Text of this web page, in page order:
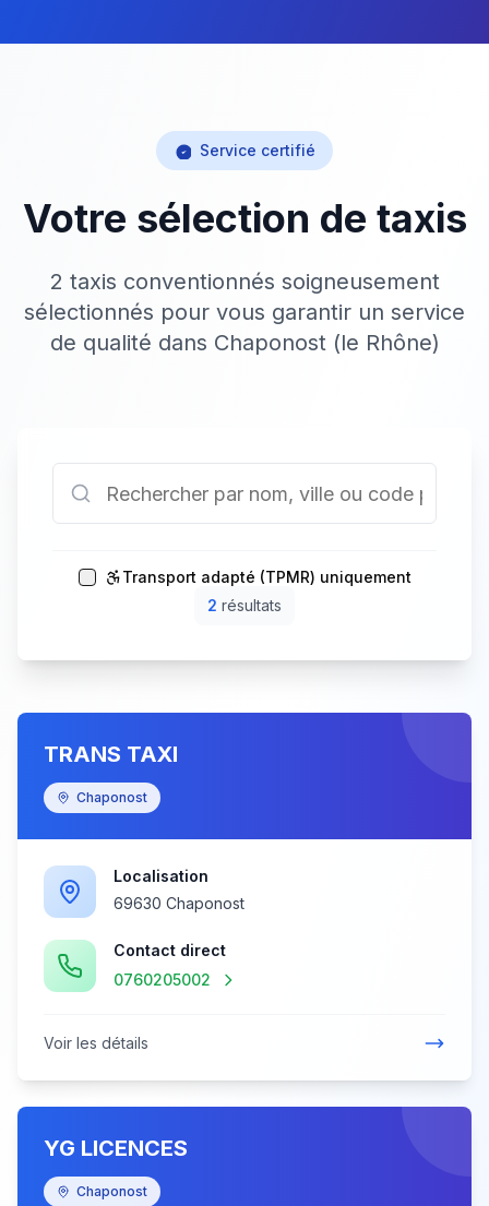
Service certifié
Votre sélection de taxis
2 taxis conventionnés soigneusement
sélectionnés pour vous garantir un service
de qualité dans Chaponost (le Rhône)
Transport adapté (TPMR) uniquement
2 résultats
TRANS TAXI
Chaponost
Localisation
69630 Chaponost
Contact direct
0760205002
Voir les détails
YG LICENCES
Chaponost